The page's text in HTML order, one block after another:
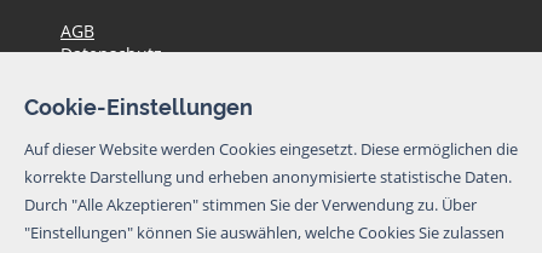
AGB
Datenschutz
Impressum
Preise
Kontakt
Aktuelle Yachtangebote
© BoatNet 1996-2026
Cookie-Einstellungen
Auf dieser Website werden Cookies eingesetzt. Diese ermöglichen die
korrekte Darstellung und erheben anonymisierte statistische Daten.
Durch "Alle Akzeptieren" stimmen Sie der Verwendung zu. Über
"Einstellungen" können Sie auswählen, welche Cookies Sie zulassen